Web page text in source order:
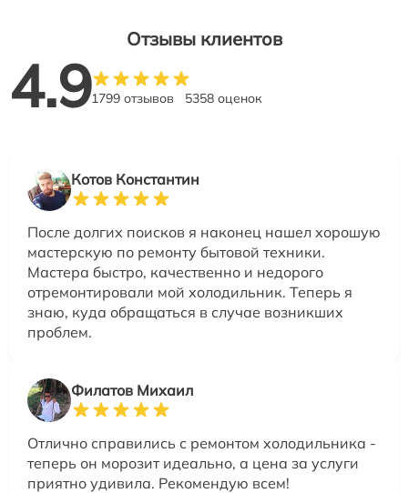
Отзывы клиентов
4.91799 отзывов 5358 оценок
Котов Константин
После долгих поисков я наконец нашел хорошую
мастерскую по ремонту бытовой техники.
Мастера быстро, качественно и недорого
отремонтировали мой холодильник. Теперь я
знаю, куда обращаться в случае возникших
проблем.
Филатов Михаил
Отлично справились с ремонтом холодильника -
теперь он морозит идеально, а цена за услуги
приятно удивила. Рекомендую всем!